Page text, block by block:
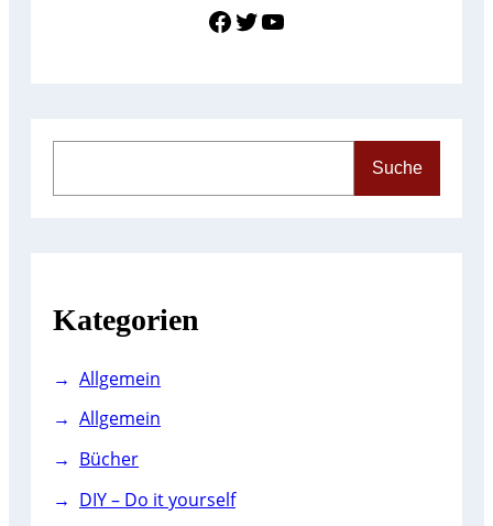
Link zu Facebook Twitter YouTube
Suche
Kategorien
Allgemein
Allgemein
Bücher
DIY – Do it yourself